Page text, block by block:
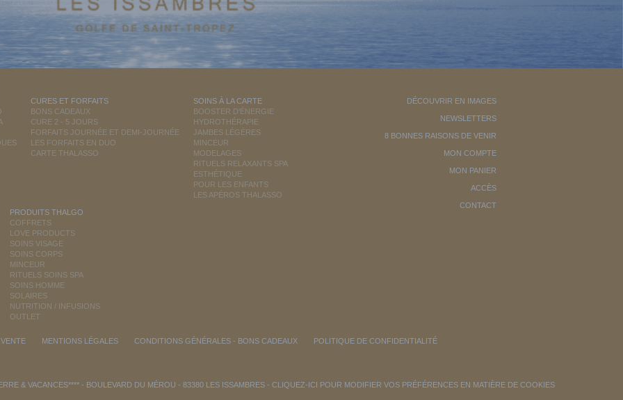
CURES ET FORFAITS
BONS CADEAUX
CURE 2 - 5 JOURS
FORFAITS JOURNÉE ET DEMI-JOURNÉE
LES FORFAITS EN DUO
CARTE THALASSO
SOINS À LA CARTE
BOOSTER D'ÉNERGIE
HYDROTHÉRAPIE
JAMBES LÉGÈRES
MINCEUR
MODELAGES
RITUELS RELAXANTS SPA
ESTHÉTIQUE
POUR LES ENFANTS
LES APÉROS THALASSO
PRODUITS THALGO
COFFRETS
LOVE PRODUCTS
SOINS VISAGE
SOINS CORPS
MINCEUR
RITUELS SOINS SPA
SOINS HOMME
SOLAIRES
NUTRITION / INFUSIONS
OUTLET
DÉCOUVRIR EN IMAGES
NEWSLETTERS
8 BONNES RAISONS DE VENIR
MON COMPTE
MON PANIER
ACCÈS
CONTACT
MENTIONS LÉGALES CONDITIONS GÉNÉRALES - BONS CADEAUX POLITIQUE DE CONFIDENTIALITÉ
& VACANCES**** - BOULEVARD DU MÉROU - 83380 LES ISSAMBRES - CLIQUEZ-ICI POUR MODIFIER VOS PRÉFÉRENCES EN MATIÈRE DE COOKIES